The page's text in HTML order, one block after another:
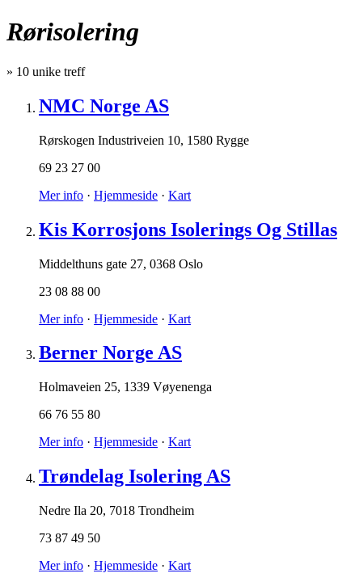
Rørisolering
» 10 unike treff
NMC Norge AS
Rørskogen Industriveien 10, 1580 Rygge
69 23 27 00
Mer info · Hjemmeside · Kart
Kis Korrosjons Isolerings Og Stillas
Middelthuns gate 27, 0368 Oslo
23 08 88 00
Mer info · Hjemmeside · Kart
Berner Norge AS
Holmaveien 25, 1339 Vøyenenga
66 76 55 80
Mer info · Hjemmeside · Kart
Trøndelag Isolering AS
Nedre Ila 20, 7018 Trondheim
73 87 49 50
Mer info · Hjemmeside · Kart